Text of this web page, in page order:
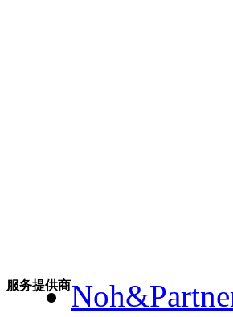
服务提供商